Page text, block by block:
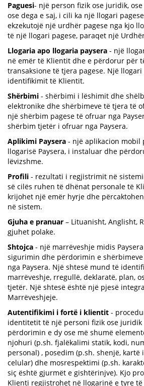
Paguesi- një person fizik ose juridik,
ose dega e saj, i cili ka një llogari
ekzekutojë një urdhër pagese nga kjo
të një llogari pagese, paraqet një
Llogaria apo llogaria paysera - një
në emër të Klientit dhe e përdorur për
transaksione të tjera pagese. Një
identifikimit të Klientit.
Shërbimi - shërbimi i lëshimit dhe
elektronike dhe shërbimeve të tjera të
një shërbim pagese të ofruar nga
shërbim tjetër i ofruar nga Paysera.
Aplikimi Paysera - një aplikacion
llogarisë Paysera, i instaluar dhe
lëvizshme.
Profili - rezultati i regjistrimit në
së cilës ruhen të dhënat personale të
krijohet një emër hyrje dhe
në sistem.
Gjuha e pranuar – Lituanisht, Anglisht,
gjuhet polake.
Shtojca - një marrëveshje midis
sigurimin dhe përdorimin e
nga Paysera. Një shtesë mund të
marrëveshje, rregullë, deklaratë, plan,
tjetër. Një shtesë është një pjesë
Marrëveshjeje.
Autentifikimi i fortë i klientit -
identitetit të një personi fizik ose juridik
përdorimin e dy ose më shumë
njohuri (p.sh. fjalëkalimi statik, kodi,
personal) , posedim (p.sh. shenjë,
celular) dhe mosrespektimi (p.sh.
siç është gjurmët e gishtërinjve). Kjo
Klienti regjistrohet në llogarinë e tyre